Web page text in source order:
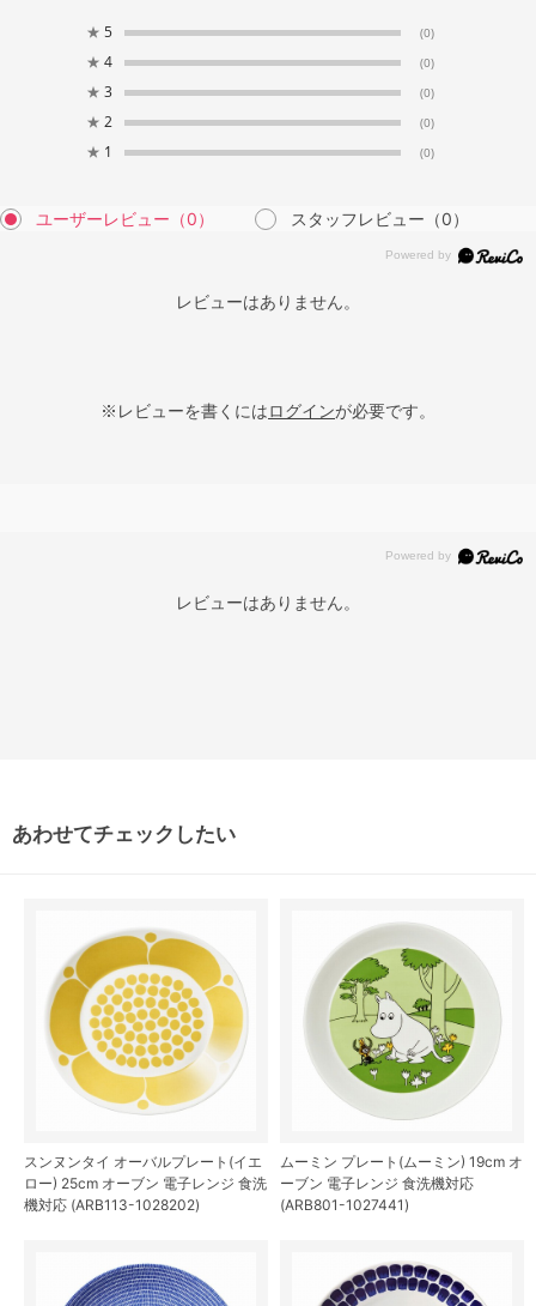
★ 5 (0)
★ 4 (0)
★ 3 (0)
★ 2 (0)
★ 1 (0)
ユーザーレビュー （0） スタッフレビュー （0）
レビューはありません。
※レビューを書くにはログインが必要です。
レビューはありません。
あわせてチェックしたい
スンヌンタイ オーバルプレート(イエ
ロー) 25cm オーブン 電子レンジ 食洗
機対応 (ARB113-1028202)
ムーミン プレート(ムーミン) 19cm オ
ーブン 電子レンジ 食洗機対応
(ARB801-1027441)